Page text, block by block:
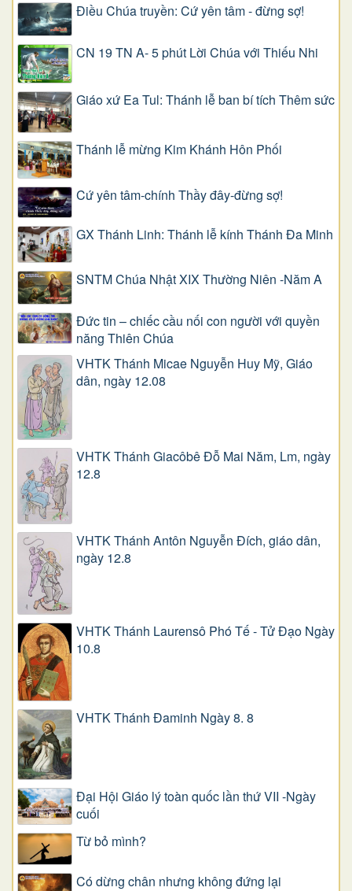
Điều Chúa truyền: Cứ yên tâm - đừng sợ!
CN 19 TN A- 5 phút Lời Chúa với Thiếu Nhi
Giáo xứ Ea Tul: Thánh lễ ban bí tích Thêm sức
Thánh lễ mừng Kim Khánh Hôn Phối
Cứ yên tâm-chính Thầy đây-đừng sợ!
GX Thánh Linh: Thánh lễ kính Thánh Đa Minh
SNTM Chúa Nhật XIX Thường Niên -Năm A
Đức tin – chiếc cầu nối con người với quyền
năng Thiên Chúa
VHTK Thánh Micae Nguyễn Huy Mỹ, Giáo
dân, ngày 12.08
VHTK Thánh Giacôbê Ðỗ Mai Năm, Lm, ngày
12.8
VHTK Thánh Antôn Nguyễn Ðích, giáo dân,
ngày 12.8
VHTK Thánh Laurensô Phó Tế - Tử Đạo Ngày
10.8
VHTK Thánh Đaminh Ngày 8. 8
Đại Hội Giáo lý toàn quốc lần thứ VII -Ngày
cuối
Từ bỏ mình?
Có dừng chân nhưng không đứng lại